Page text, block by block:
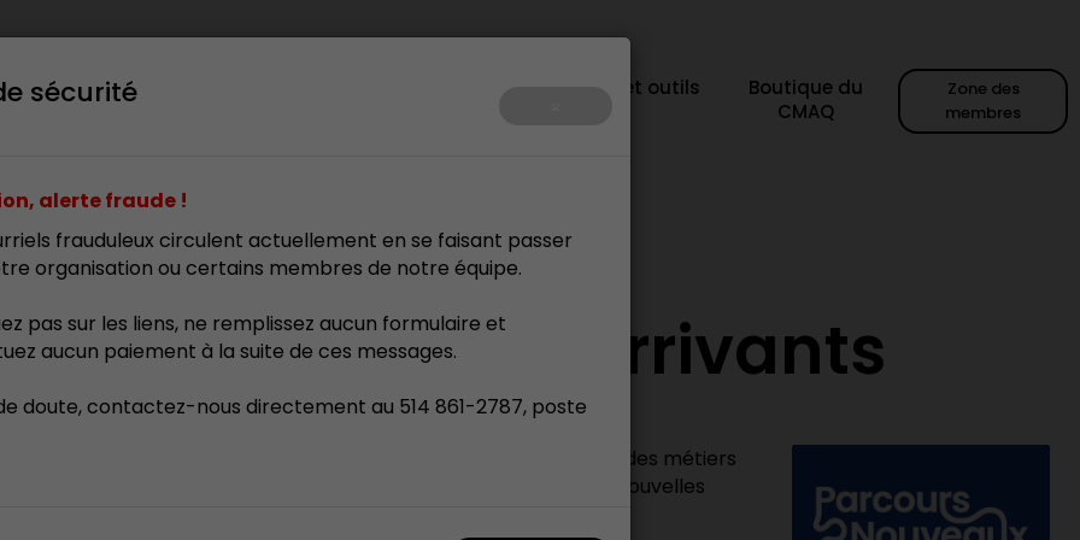
sécurité
alerte fraude !
frauduleux circulent actuellement en se faisant passer
organisation ou certains membres de notre équipe.
pas sur les liens, ne remplissez aucun formulaire et
aucun paiement à la suite de ces messages.
doute, contactez-nous directement au 514 861-2787, poste
Prix d’excellence Ressources et outils
Boutique du
CMAQ
Zone des
membres
Nouveaux Arrivants
vous pouvez vous inscrire sur notre liste d’attente! Le Conseil des métiers
lancement d’un parcours dédié aux nouveaux arrivants et aux nouvelles